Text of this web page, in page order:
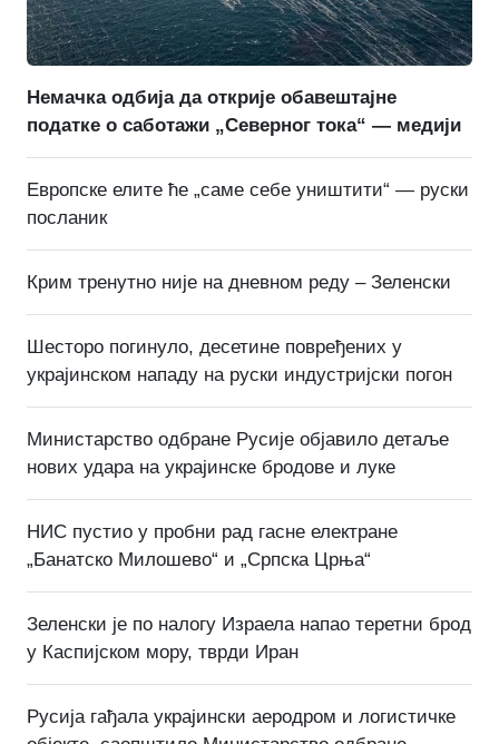
Немачка одбија да открије обавештајне
податке о саботажи „Северног тока“ — медији
Европске елите ће „саме себе уништити“ — руски
посланик
Крим тренутно није на дневном реду – Зеленски
Шесторо погинуло, десетине повређених у
украјинском нападу на руски индустријски погон
Министарство одбране Русије објавило детаље
нових удара на украјинске бродове и луке
НИС пустио у пробни рад гасне електране
„Банатско Милошево“ и „Српска Црња“
Зеленски је по налогу Израела напао теретни брод
у Каспијском мору, тврди Иран
Русија гађала украјински аеродром и логистичке